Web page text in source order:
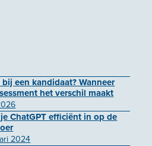
een kandidaat? Wanneer
het verschil maakt
ChatGPT efficiënt in op de
2024